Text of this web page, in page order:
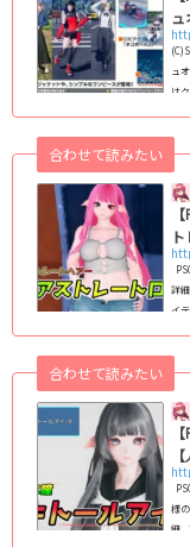
ュ
は
ラ
～
合わせて読みたい
詳
イ
普
の
合わせて読みたい
様
細